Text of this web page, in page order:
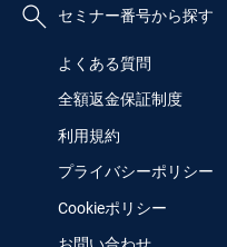
セミナー番号から探す
よくある質問
全額返金保証制度
利用規約
プライバシーポリシー
Cookieポリシー